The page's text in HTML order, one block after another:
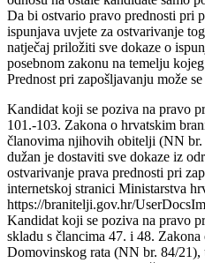
Da bi ostvario pravo prednosti pri
ispunjava uvjete za ostvarivanje
natječaj priložiti sve dokaze o
posebnom zakonu na temelju
Prednost pri zapošljavanju može
Kandidat koji se poziva na pravo
101.-103. Zakona o hrvatskim
članovima njihovih obitelji (NN
dužan je dostaviti sve dokaze iz
ostvarivanje prava prednosti pri
internetskoj stranici Ministarstva
https://branitelji.gov.hr/
Kandidat koji se poziva na pravo
skladu s člancima 47. i 48.
Domovinskog rata (NN br. 84/21),